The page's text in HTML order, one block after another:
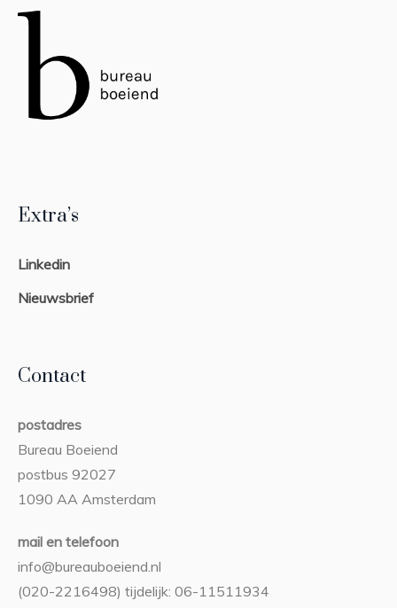
Extra’s
Linkedin
Nieuwsbrief
Contact
postadres
Bureau Boeiend
postbus 92027
1090 AA Amsterdam
mail en telefoon
info@bureauboeiend.nl
(020-2216498) tijdelijk: 06-11511934